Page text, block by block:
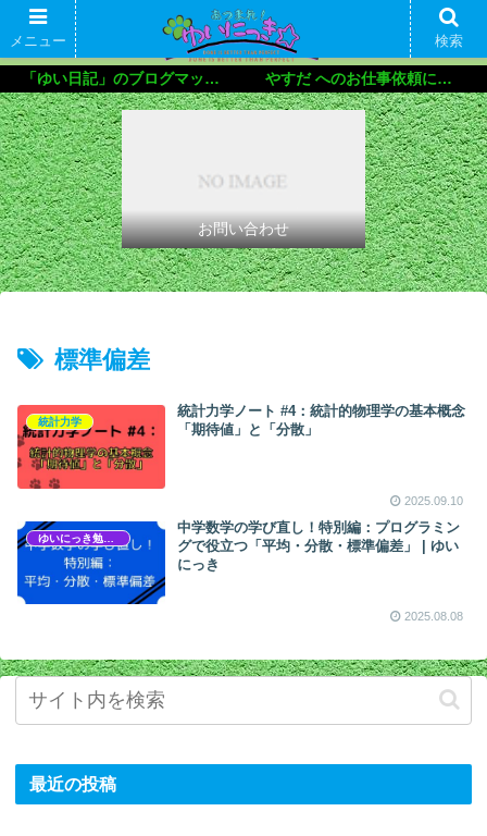
「ゆい日記」のブログマップ🌝 やすだ へのお仕事依頼について
お問い合わせ
標準偏差
統計力学
統計力学ノート #4：統計的物理学の基本概念
「期待値」と「分散」
2025.09.10
中学数学の学び直し！特別編：プログラミン
グで役立つ「平均・分散・標準偏差」 | ゆい
にっき
2025.08.08
最近の投稿
メニュー 検索